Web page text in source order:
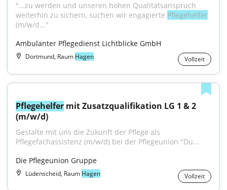
"...zu werden und unseren hohen Qualitätsanspruch
weiterhin zu sichern, suchen wir engagierte Pflegehelfer
(m/w/d..."
Ambulanter Pflegedienst Lichtblicke GmbH
Dortmund, Raum Hagen Vollzeit
Pflegehelfer mit Zusatzqualifikation LG 1 & 2
(m/w/d)
Gestalte mit uns die Zukunft der Pflege als
Pflegefachassistenz (m/w/d) bei der Pflegeunion "Du...
Die Pflegeunion Gruppe
Lüdenscheid, Raum Hagen Vollzeit